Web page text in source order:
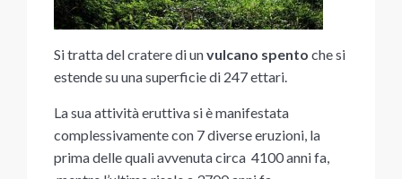
Si tratta del cratere di unvulcano spento che si
estende su una superficie di 247 ettari.
La sua attività eruttiva si è manifestata
complessivamente con 7 diverse eruzioni, la
prima delle quali avvenuta circa 4100 anni fa,